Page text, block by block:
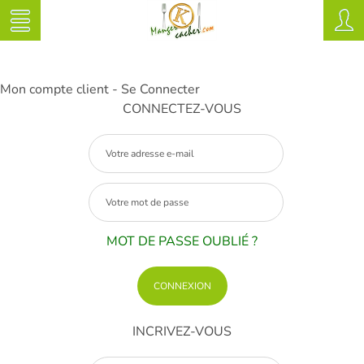
Mon compte client - Se Connecter
CONNECTEZ-VOUS
MOT DE PASSE OUBLIÉ ?
INCRIVEZ-VOUS